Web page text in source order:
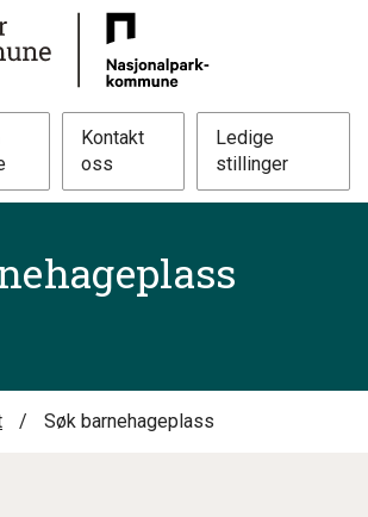
Kontakt
oss
Ledige
stillinger
/ Søk barnehageplass